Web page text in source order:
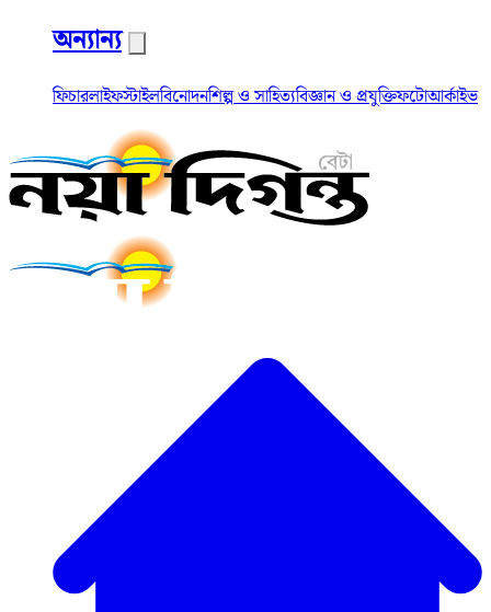
অন্যান্য
ফিচারলাইফস্টাইলবিনোদনশিল্প ও সাহিত্যবিজ্ঞান ও প্রযুক্তিফটোআর্কাইভ